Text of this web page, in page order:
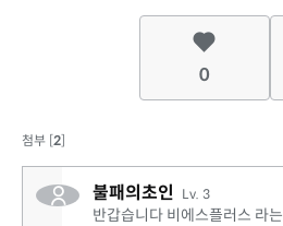
0
첨부 [2]
불패의초인 Lv. 3
반갑습니다 비에스플러스 라